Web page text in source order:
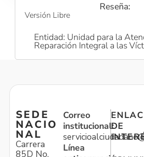
Reseña:
Versión Libre
Entidad: Unidad para la
Reparación Integral a las
SEDE
NACIO
NAL
Carrera
85D No.
Correo
institucional:
Línea
DE